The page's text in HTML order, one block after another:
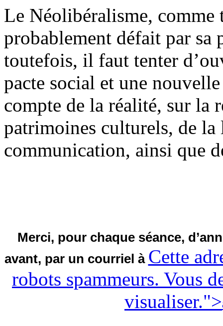
Le Néolibéralisme,
probablement défait par sa
toutefois, il faut tenter
pacte social et une
compte de la réalité, sur la
patrimoines culturels, de
communication, ainsi que
Merci, pour chaque séance,
avant, par un courriel à Cette
robots spammeurs. Vous
visualiser.">